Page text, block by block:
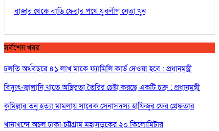
বাজার থেকে বাড়ি ফেরার পথে যুবলীগ নেতা খুন
সর্বশেষ খবর
চলতি অর্থবছরে ৪১ লাখ মাকে ফ্যামিলি কার্ড দেওয়া হবে : প্রধানমন্ত্রী
বিদ্যুৎ-জ্বালানি খাতে অস্থিরতা তৈরির চেষ্টা করছে একটি চক্র : প্রধানমন্ত্রী
কুমিল্লার তনু হত্যা মামলায় সাবেক সেনাসদস্য হাফিজুর ফের গ্রেফতার
খানাখন্দে অচল ঢাকা-চট্টগ্রাম মহাসড়কের ২০ কিলোমিটার